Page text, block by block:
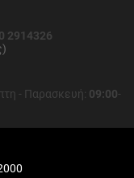
2914326
- Παρασκευή: 09:00-